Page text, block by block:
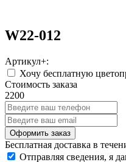
W22-012
Артикул+:
Хочу бесплатную
Стоимость заказа
2200
Бесплатная доставка в
Отправляя сведения, я